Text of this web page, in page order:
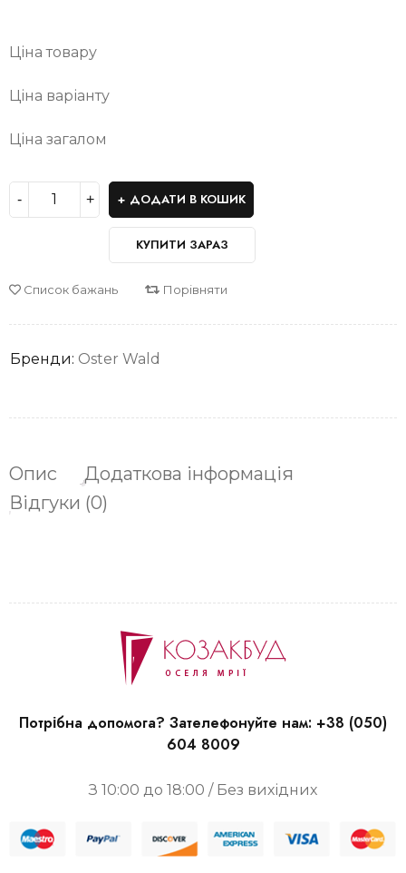
Ціна товару
Ціна варіанту
Ціна загалом
ДОДАТИ В КОШИК
КУПИТИ ЗАРАЗ
Список бажань Порівняти
Бренди: Oster Wald
Опис
Додаткова інформація
Відгуки (0)
Потрібна допомога? Зателефонуйте нам: +38 (050)
604 8009
З 10:00 до 18:00 / Без вихідних